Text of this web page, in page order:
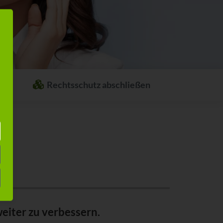
Rechtsschutz abschließen
zu verbessern.